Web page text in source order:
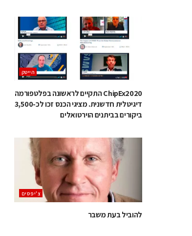
הייטק
ChipEx2020 התקיים לראשונה בפלטפורמה
דיגיטלית חדשנית. מציגי הכנס זכו לכ-3,500
ביקורים בביתנים הוירטואלים
צ'יפסים
להוביל בעת משבר